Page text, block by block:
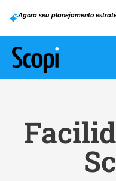
Agora seu planejamento